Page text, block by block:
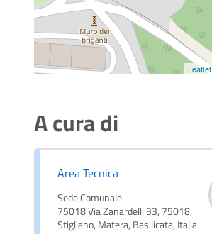
Leaflet
A cura di
Area Tecnica
Sede Comunale
75018 Via Zanardelli 33, 75018,
Stigliano, Matera, Basilicata, Italia